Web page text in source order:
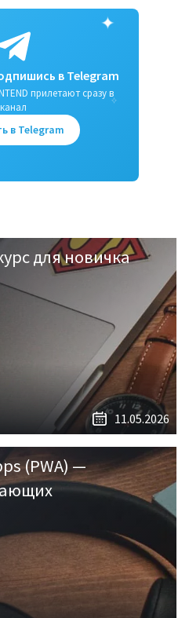
✦
✧
в Telegram
прилетают сразу в
канал
в Telegram
для новичка
11.05.2026
(PWA) —